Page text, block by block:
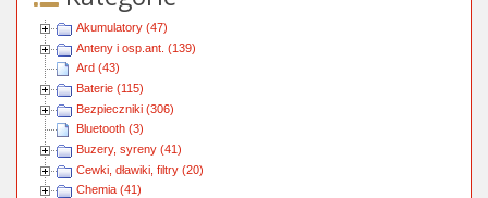
Akumulatory (47)
Anteny i osp.ant. (139)
Ard (43)
Baterie (115)
Bezpieczniki (306)
Bluetooth (3)
Buzery, syreny (41)
Cewki, dławiki, filtry (20)
Chemia (41)